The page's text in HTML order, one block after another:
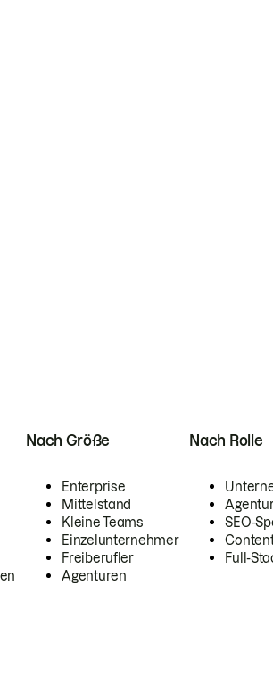
Nach Größe
Enterprise
Mittelstand
Kleine Teams
Einzelunternehmer
Freiberufler
Agenturen
Nach Rolle
SEO-
Full-